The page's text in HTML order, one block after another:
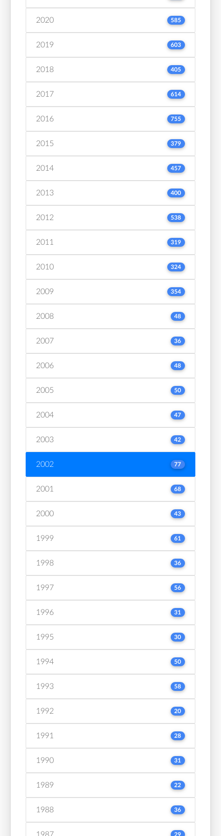
2020 585
2019 603
2018 405
2017 614
2016 755
2015 379
2014 457
2013 400
2012 538
2011 319
2010 324
2009 354
2008 48
2007 36
2006 48
2005 50
2004 47
2003 42
2002 77
2001 68
2000 43
1999 61
1998 36
1997 56
1996 31
1995 30
1994 50
1993 58
1992 20
1991 28
1990 31
1989 22
1988 36
1987 29